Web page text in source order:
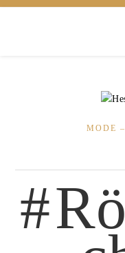
MODE